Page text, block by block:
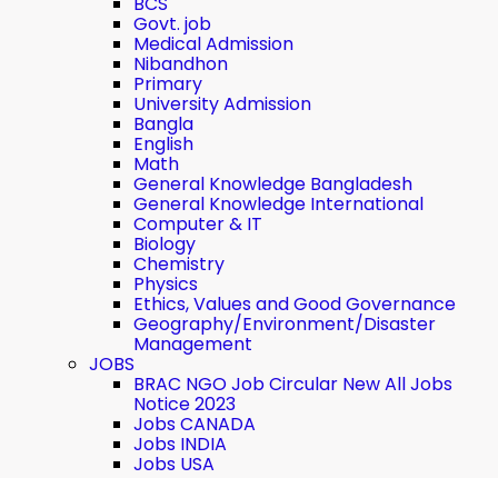
Govt. job
Medical Admission
Nibandhon
Primary
University Admission
Bangla
English
Math
General Knowledge Bangladesh
General Knowledge International
Computer & IT
Biology
Chemistry
Physics
Ethics, Values ​​and Good Governance
Geography/Environment/Disaster
Management
JOBS
BRAC NGO Job Circular New All Jobs
Notice 2023
Jobs CANADA
Jobs INDIA
Jobs USA